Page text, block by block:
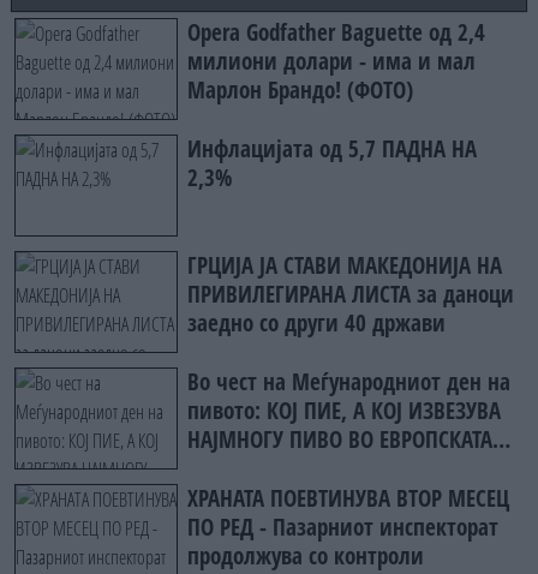
Opera Godfather Baguette од 2,4
милиони долари - има и мал
Марлон Брандо! (ФОТО)
Инфлацијата од 5,7 ПАДНА НА
2,3%
ГРЦИЈА ЈА СТАВИ МАКЕДОНИЈА НА
ПРИВИЛЕГИРАНА ЛИСТА за даноци
заедно со други 40 држави
Во чест на Меѓународниот ден на
пивото: КОЈ ПИЕ, А КОЈ ИЗВЕЗУВА
НАЈМНОГУ ПИВО ВО ЕВРОПСКАТА
ХРАНАТА ПОЕВТИНУВА ВТОР МЕСЕЦ
ПО РЕД - Пазарниот инспекторат
продолжува со контроли